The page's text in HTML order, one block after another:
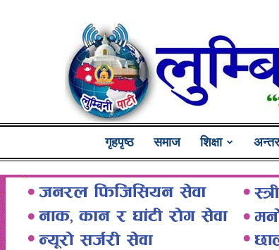
गृहपृष्ठ समाज शिक्षा